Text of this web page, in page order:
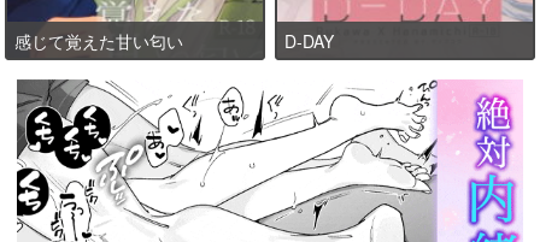
感じて覚えた甘い匂い D-DAY